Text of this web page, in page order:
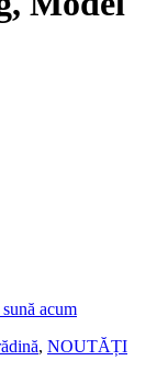
sună acum
, NOUTĂȚI